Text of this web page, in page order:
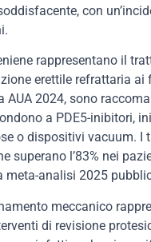
con
rappresentano il
erettile refrattaria ai
AUA 2024, sono
a PDE5-inibitori,
o dispositivi vacuum. I
superano l’83% nei
meta-analisi 2025
meccanico
di revisione